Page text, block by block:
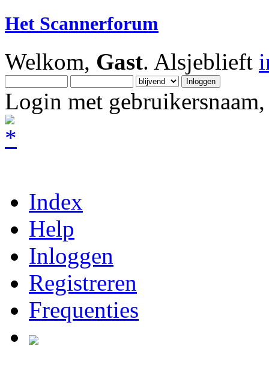
Het Scannerforum
Welkom, Gast. Alsjeblieft
Login met
Index
Help
Inloggen
Registreren
Frequenties